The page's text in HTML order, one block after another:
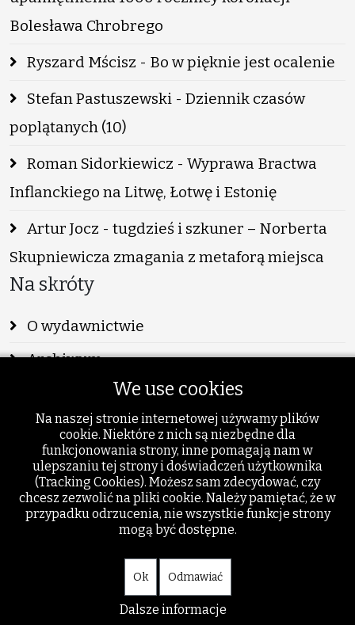
Bolesława Chrobrego
Ryszard Mścisz - Bo w pięknie jest ocalenie
Stefan Pastuszewski - Dziennik czasów
poplątanych (10)
Roman Sidorkiewicz - Wyprawa Bractwa
Inflanckiego na Litwę, Łotwę i Estonię
Artur Jocz - tugdzieś i szkuner – Norberta
Skupniewicza zmagania z metaforą miejsca
Na skróty
O wydawnictwie
Archiwum
Publikacje
Szukaj
Dodatki
© akant.org - wszystkie prawa zastrzeżone
We use cookies
Na naszej stronie internetowej używamy plików
cookie. Niektóre z nich są niezbędne dla
funkcjonowania strony, inne pomagają nam w
ulepszaniu tej strony i doświadczeń użytkownika
(Tracking Cookies). Możesz sam zdecydować, czy
chcesz zezwolić na pliki cookie. Należy pamiętać, że w
przypadku odrzucenia, nie wszystkie funkcje strony
mogą być dostępne.
Ok Odmawiać
Dalsze informacje